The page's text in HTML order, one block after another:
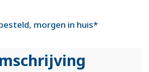
morgen in huis*